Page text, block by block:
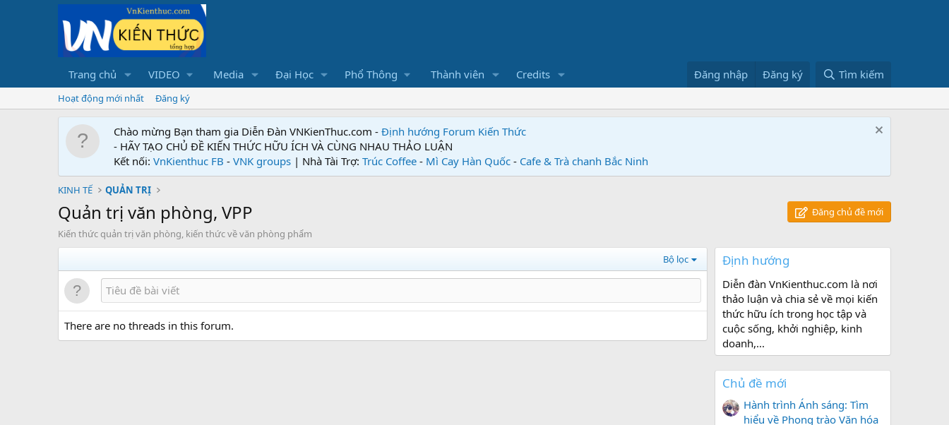
Trang chủ VIDEO Media Đại Học Phổ Thông Thành viên Credits Đăng nhập Đăng ký Tìm kiếm
Hoạt động mới nhất Đăng ký
Chào mừng Bạn tham gia Diễn Đàn VNKienThuc.com - Định hướng Forum Kiến Thức
- HÃY TẠO CHỦ ĐỀ KIẾN THỨC HỮU ÍCH VÀ CÙNG NHAU THẢO LUẬN
Kết nối: VnKienthuc FB - VNK groups | Nhà Tài Trợ: Trúc Coffee - Mì Cay Hàn Quốc - Cafe & Trà chanh Bắc Ninh
KINH TẾ QUẢN TRỊ
Quản trị văn phòng, VPP
Đăng chủ đề mới
Kiến thức quản trị văn phòng, kiến thức về văn phòng phẩm
Bộ lọc
There are no threads in this forum.
Định hướng
Diễn đàn VnKienthuc.com là nơi
thảo luận và chia sẻ về mọi kiến
thức hữu ích trong học tập và
cuộc sống, khởi nghiệp, kinh
doanh,...
Chủ đề mới
Hành trình Ánh sáng: Tìm
hiểu về Phong trào Văn hóa